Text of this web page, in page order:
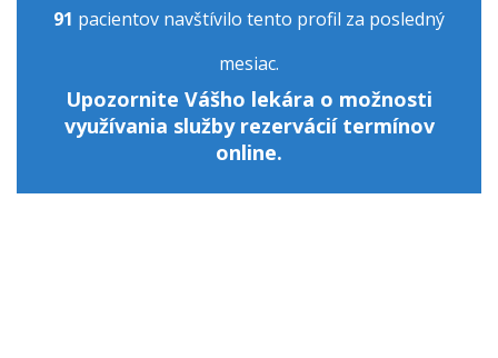
91 pacientov navštívilo tento profil za posledný
mesiac.
Upozornite Vášho lekára o možnosti
využívania služby rezervácií termínov
online.